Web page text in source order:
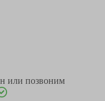
или позвоним